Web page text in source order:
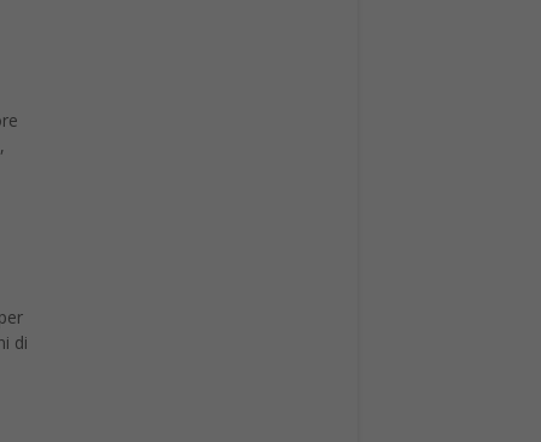
di